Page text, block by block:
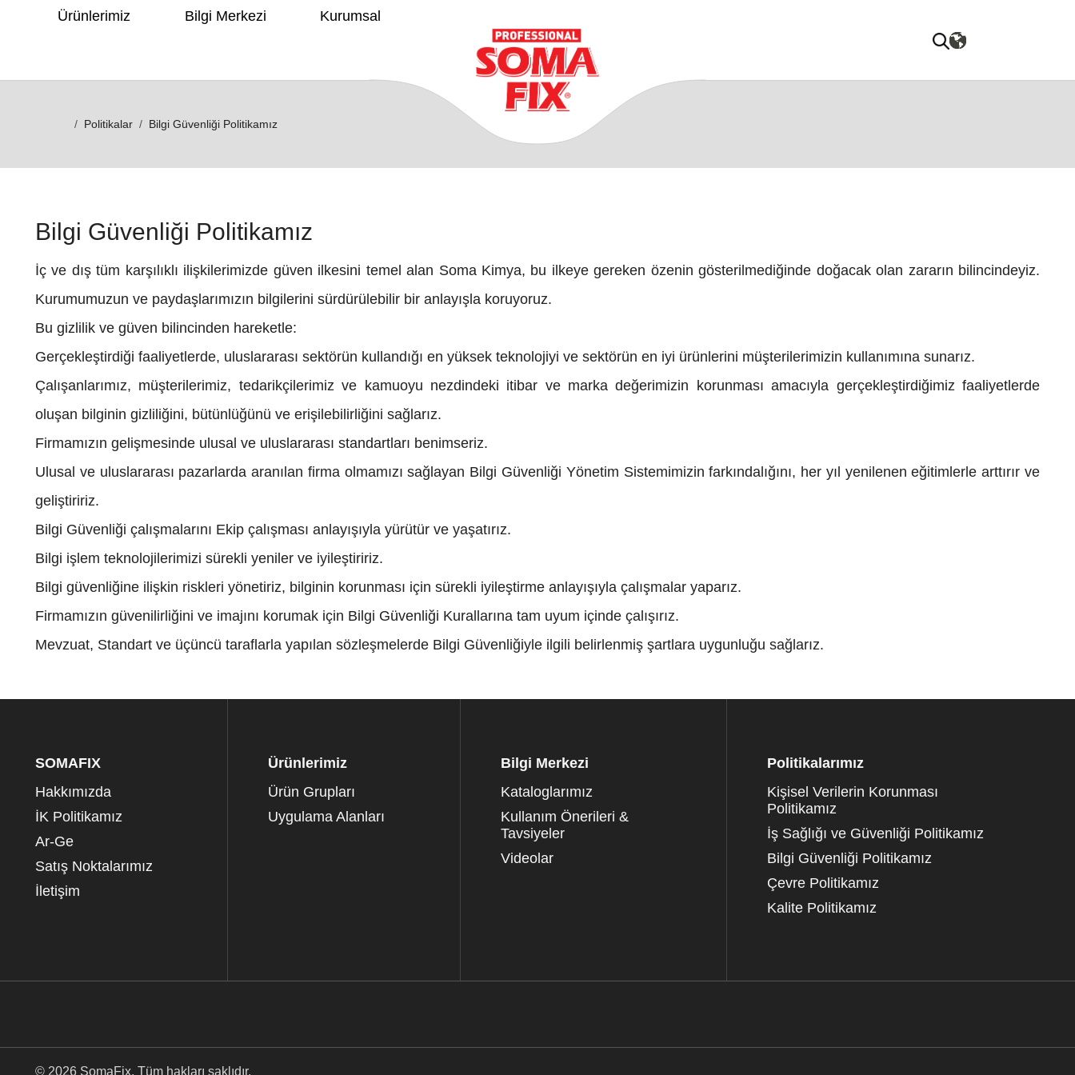
Ürünlerimiz Bilgi Merkezi Kurumsal
Politikalar Bilgi Güvenliği Politikamız
Bilgi Güvenliği Politikamız
İç ve dış tüm karşılıklı ilişkilerimizde güven ilkesini temel alan Soma Kimya, bu ilkeye gereken özenin gösterilmediğinde doğacak olan zararın bilincindeyiz.
Kurumumuzun ve paydaşlarımızın bilgilerini sürdürülebilir bir anlayışla koruyoruz.
Bu gizlilik ve güven bilincinden hareketle:
Gerçekleştirdiği faaliyetlerde, uluslararası sektörün kullandığı en yüksek teknolojiyi ve sektörün en iyi ürünlerini müşterilerimizin kullanımına sunarız.
Çalışanlarımız, müşterilerimiz, tedarikçilerimiz ve kamuoyu nezdindeki itibar ve marka değerimizin korunması amacıyla gerçekleştirdiğimiz faaliyetlerde
oluşan bilginin gizliliğini, bütünlüğünü ve erişilebilirliğini sağlarız.
Firmamızın gelişmesinde ulusal ve uluslararası standartları benimseriz.
Ulusal ve uluslararası pazarlarda aranılan firma olmamızı sağlayan Bilgi Güvenliği Yönetim Sistemimizin farkındalığını, her yıl yenilenen eğitimlerle arttırır ve
geliştiririz.
Bilgi Güvenliği çalışmalarını Ekip çalışması anlayışıyla yürütür ve yaşatırız.
Bilgi işlem teknolojilerimizi sürekli yeniler ve iyileştiririz.
Bilgi güvenliğine ilişkin riskleri yönetiriz, bilginin korunması için sürekli iyileştirme anlayışıyla çalışmalar yaparız.
Firmamızın güvenilirliğini ve imajını korumak için Bilgi Güvenliği Kurallarına tam uyum içinde çalışırız.
Mevzuat, Standart ve üçüncü taraflarla yapılan sözleşmelerde Bilgi Güvenliğiyle ilgili belirlenmiş şartlara uygunluğu sağlarız.
SOMAFIX
Hakkımızda
İK Politikamız
Ar-Ge
Satış Noktalarımız
İletişim
Ürünlerimiz
Ürün Grupları
Uygulama Alanları
Bilgi Merkezi
Kataloglarımız
Kullanım Önerileri &
Tavsiyeler
Videolar
Politikalarımız
Kişisel Verilerin Korunması
Politikamız
İş Sağlığı ve Güvenliği Politikamız
Bilgi Güvenliği Politikamız
Çevre Politikamız
Kalite Politikamız
© 2026 SomaFix. Tüm hakları saklıdır.